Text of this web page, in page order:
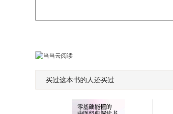
买过这本书的人还买过